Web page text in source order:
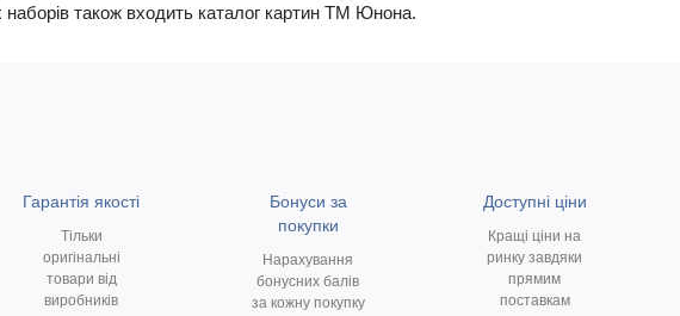
наборів також входить каталог картин ТМ Юнона.
Гарантія якості
Тільки
оригінальні
товари від
виробників
Бонуси за
покупки
Нарахування
бонусних балів
за кожну покупку
Доступні ціни
Кращі ціни на
ринку завдяки
прямим
поставкам